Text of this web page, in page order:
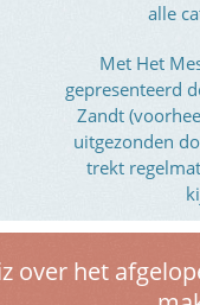
alle
Met Het
gepresenteerd
Zandt
uitgezonden
trekt
over het